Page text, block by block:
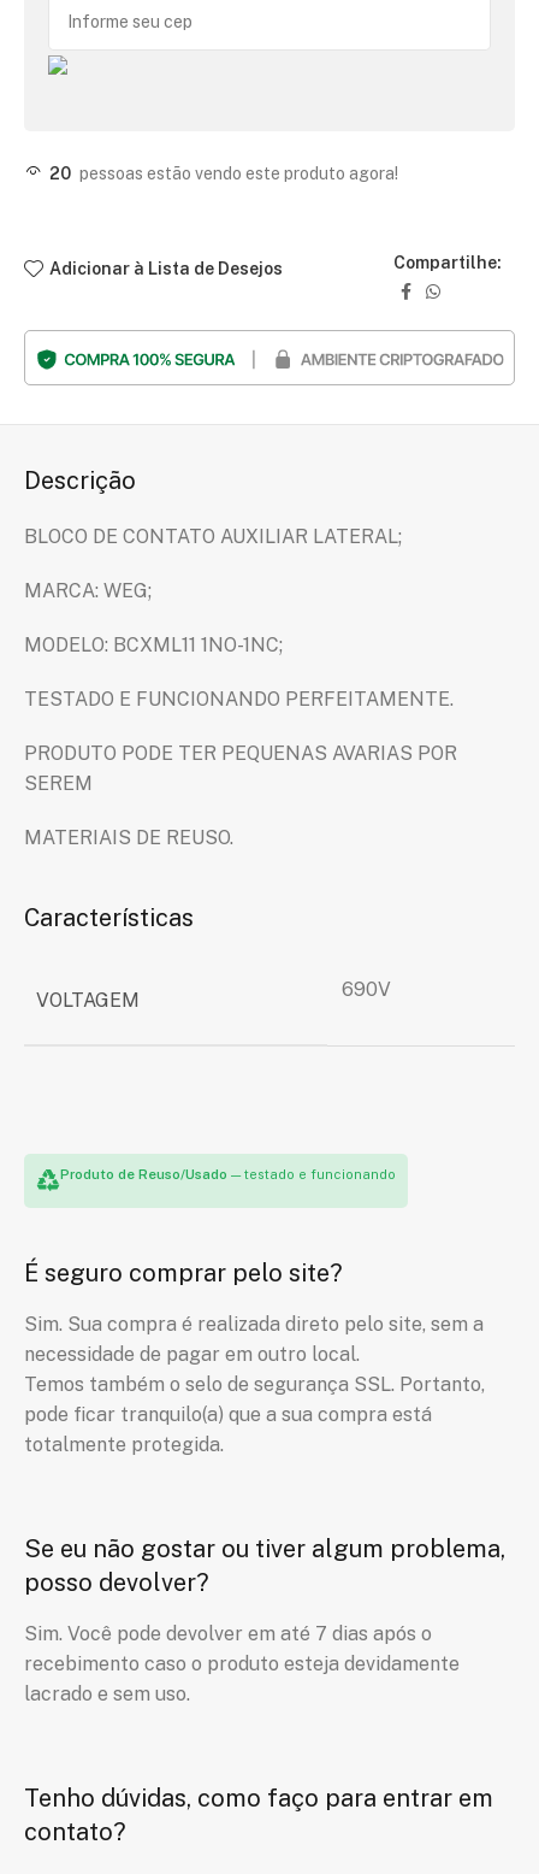
20 pessoas estão vendo este produto agora!
Adicionar à Lista de Desejos Compartilhe:
Descrição
BLOCO DE CONTATO AUXILIAR LATERAL;
MARCA: WEG;
MODELO: BCXML11 1NO-1NC;
TESTADO E FUNCIONANDO PERFEITAMENTE.
PRODUTO PODE TER PEQUENAS AVARIAS POR
SEREM
MATERIAIS DE REUSO.
Características
VOLTAGEM 690V
Produto de Reuso/Usado — testado e funcionando
É seguro comprar pelo site?
Sim. Sua compra é realizada direto pelo site, sem a
necessidade de pagar em outro local.
Temos também o selo de segurança SSL. Portanto,
pode ficar tranquilo(a) que a sua compra está
totalmente protegida.
Se eu não gostar ou tiver algum problema,
posso devolver?
Sim. Você pode devolver em até 7 dias após o
recebimento caso o produto esteja devidamente
lacrado e sem uso.
Tenho dúvidas, como faço para entrar em
contato?